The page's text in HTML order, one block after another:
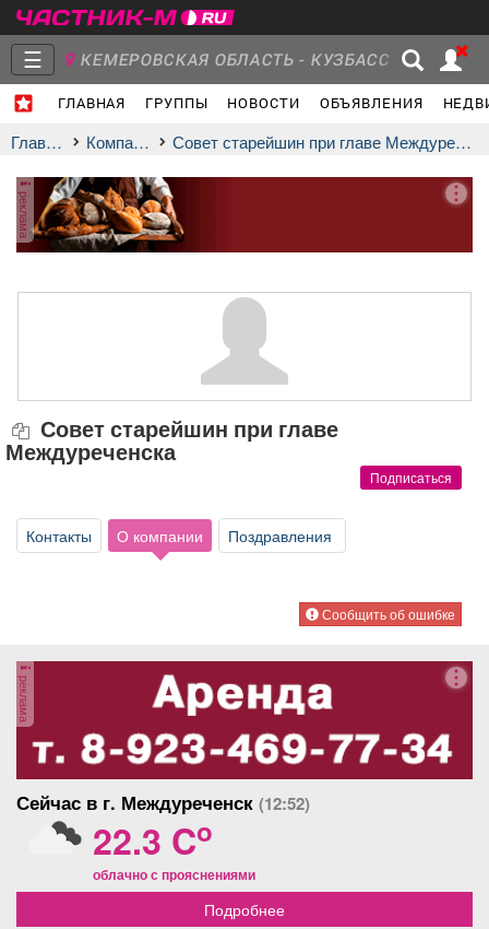
☰ КЕМЕРОВСКАЯ ОБЛАСТЬ - КУЗБАСС
ГЛАВНАЯ ГРУППЫ НОВОСТИ ОБЪЯВЛЕНИЯ
Главная
Группы Новости
Объявления Недвижимость Услуги
Транспорт
Погода
ТВ программа Я - пенсионер
Главная Компании Совет старейшин при главе Междуреченска
реклама
Совет старейшин при главе
Междуреченска
Подписаться
Контакты О компании Поздравления
Сообщить об ошибке
реклама
Сейчас в г. Междуреченск (12:52)
22.3 Co
облачно с прояснениями
Подробнее